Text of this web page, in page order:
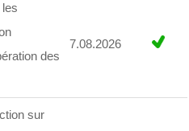
des
7.08.2026
sur